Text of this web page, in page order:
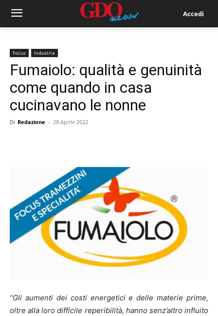
Accedi
Focus Industria
Fumaiolo: qualità e genuinità
come quando in casa
cucinavano le nonne
Di Redazione - 28 Aprile 2022
“Gli aumenti dei costi energetici e delle materie prime,
oltre alla loro difficile reperibilità, hanno senz’altro influito